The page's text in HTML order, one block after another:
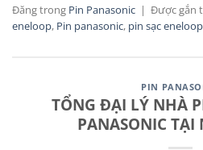
Đăng trong Pin Panasonic | Được gắn
eneloop, Pin panasonic, pin sạc eneloop
PIN
TỔNG ĐẠI LÝ NHÀ
PANASONIC